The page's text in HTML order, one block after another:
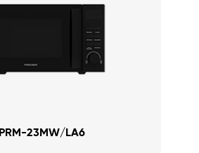
PRM-23MW/LA6